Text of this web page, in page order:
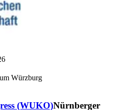
Würzburg
(WUKO)Nürnberger